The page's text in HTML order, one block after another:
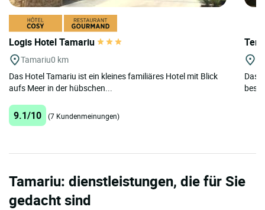
Logis Hotel Tamariu
Tamariu0 km
Das Hotel Tamariu ist ein kleines familiäres Hotel mit Blick
aufs Meer in der hübschen...
9.1/10 (7 Kundenmeinungen)
Das
Tamariu: dienstleistungen, die für Sie
gedacht sind